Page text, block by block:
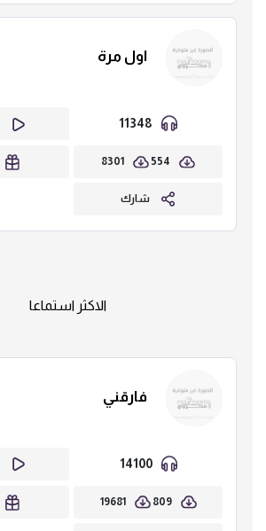
اول مرة
554
8301
شارك
الاكثر استماعا
فارقني
14100
809
19681